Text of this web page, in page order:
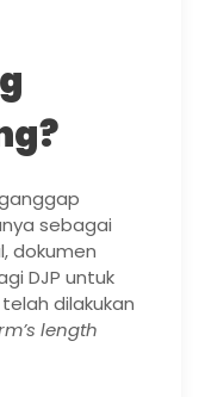
sebagai
dokumen
DJP untuk
dilakukan
length